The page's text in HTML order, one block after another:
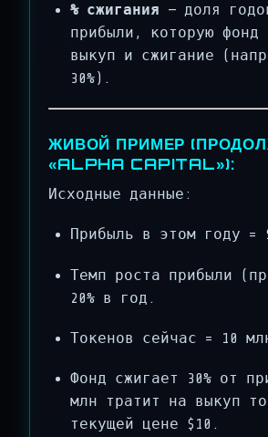
% сжигания — доля
прибыли, которую фонд
выкуп и сжигание
30%).
ЖИВОЙ ПРИМЕР
«ALPHA CAPITAL»):
Исходные данные:
Прибыль в этом году =
Темп роста прибыли
20% в год.
Токенов сейчас = 10
Фонд сжигает 30% от
млн тратит на выкуп
текущей цене $10.